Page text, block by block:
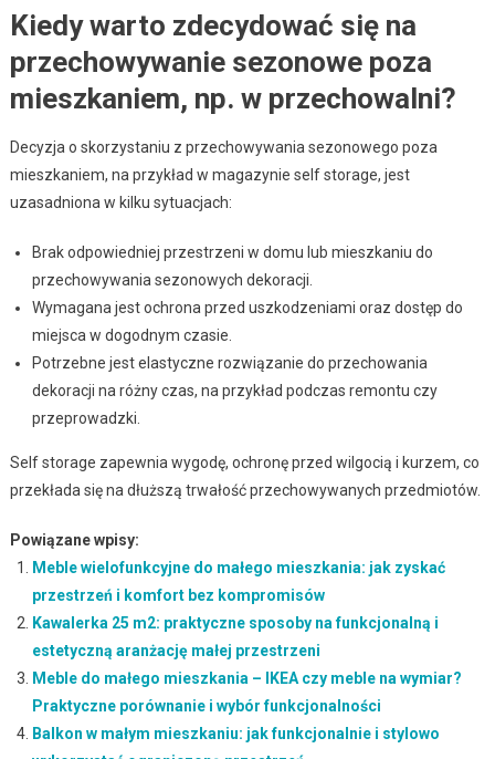
Kiedy warto zdecydować się na
przechowywanie sezonowe poza
mieszkaniem, np. w przechowalni?
Decyzja o skorzystaniu z przechowywania sezonowego poza
mieszkaniem, na przykład w magazynie self storage, jest
uzasadniona w kilku sytuacjach:
Brak odpowiedniej przestrzeni w domu lub mieszkaniu do
przechowywania sezonowych dekoracji.
Wymagana jest ochrona przed uszkodzeniami oraz dostęp do
miejsca w dogodnym czasie.
Potrzebne jest elastyczne rozwiązanie do przechowania
dekoracji na różny czas, na przykład podczas remontu czy
przeprowadzki.
Self storage zapewnia wygodę, ochronę przed wilgocią i kurzem, co
przekłada się na dłuższą trwałość przechowywanych przedmiotów.
Powiązane wpisy:
Meble wielofunkcyjne do małego mieszkania: jak zyskać
przestrzeń i komfort bez kompromisów
Kawalerka 25 m2: praktyczne sposoby na funkcjonalną i
estetyczną aranżację małej przestrzeni
Meble do małego mieszkania – IKEA czy meble na wymiar?
Praktyczne porównanie i wybór funkcjonalności
Balkon w małym mieszkaniu: jak funkcjonalnie i stylowo